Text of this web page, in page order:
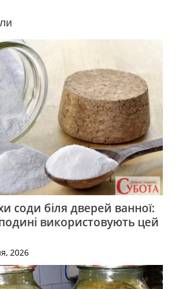
соди біля дверей ванної:
використовують цей
2026